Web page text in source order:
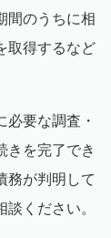
間のうちに相
取得するなど
要な調査・
きを完了でき
務が判明して
ください。